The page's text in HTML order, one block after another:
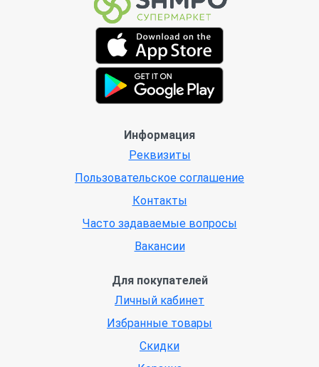
Информация
Реквизиты
Пользовательское соглашение
Контакты
Часто задаваемые вопросы
Вакансии
Для покупателей
Личный кабинет
Избранные товары
Скидки